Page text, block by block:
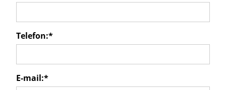
Telefon:*
E-mail:*